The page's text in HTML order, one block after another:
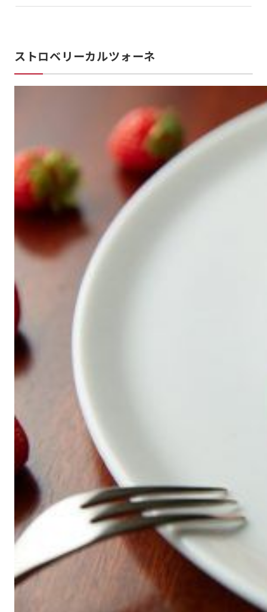
ストロベリーカルツォーネ